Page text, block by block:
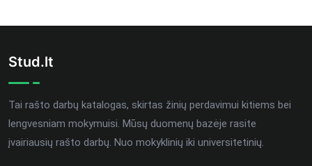
Stud.lt
Tai rašto darbų katalogas, skirtas žinių perdavimui kitiems bei
lengvesniam mokymuisi. Mūsų duomenų bazėje rasite
įvairiausių rašto darbų. Nuo mokyklinių iki universitetinių.